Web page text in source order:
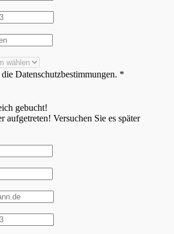
Datenschutzbestimmungen. *
gebucht!